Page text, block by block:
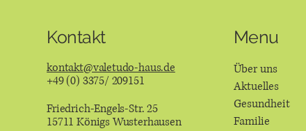
Kontakt
kontakt@valetudo-haus.de
+49 (0) 3375/ 209151
Friedrich-Engels-Str. 25
15711 Königs Wusterhausen
Menu
Über uns
Aktuelles
Gesundheit
Familie